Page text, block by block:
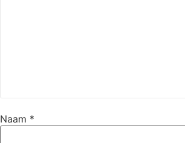
Naam *